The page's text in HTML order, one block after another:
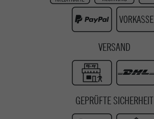
Youtube
VERSAND
GEPRÜFTE SICHERHEIT